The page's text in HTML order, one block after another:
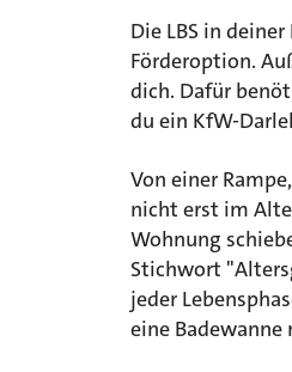
Die LBS in
Förderoption.
dich. Dafür
du ein KfW-
Von einer
nicht erst im
Wohnung
Stichwort
jeder
eine